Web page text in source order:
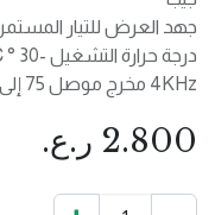
جهد العرض للتيار المستمر 11 ~ 14.5 فولت
درجة حرارة التشغيل -30 ° C
4KHz مخرج موصل 75 إلى +70 درجة مئوية
2.800 ر.ع.